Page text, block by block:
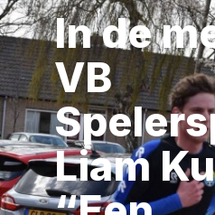
In de
VB
Liam